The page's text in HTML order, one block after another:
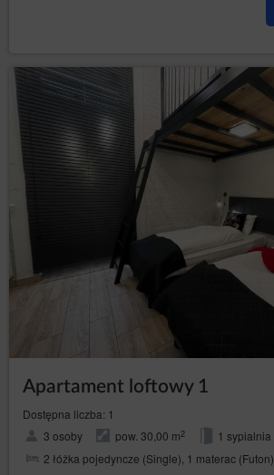
Apartament loftowy 1
Dostępna liczba: 1
3 osoby
pow. 30,00 m2
1 sypialnia
2 łóżka pojedyncze (Single), 1 materac (Futon)